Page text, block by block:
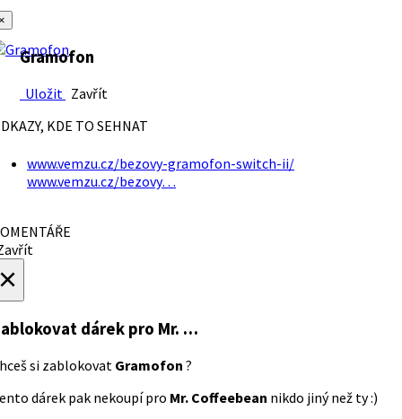
Gramofon
Uložit Zavřít
KDE TO SEHNAT
www.vemzu.cz/bezovy-gramofon-switch-ii/
www.vemzu.cz/bezovy…
dárek pro Mr. …
si zablokovat Gramofon ?
dárek pak nekoupí pro Mr. Coffeebean nikdo jiný než ty :)